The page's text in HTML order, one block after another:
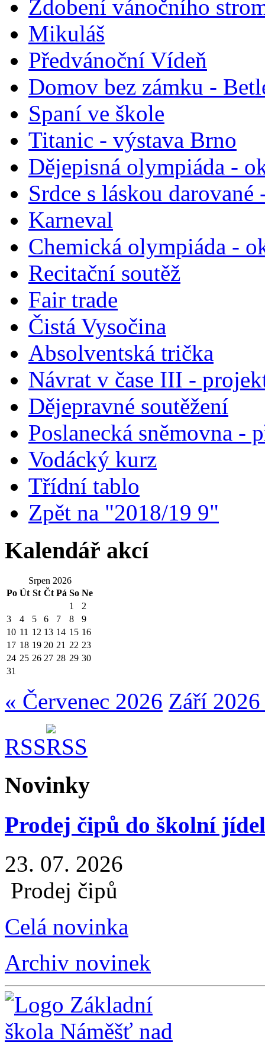
Zdobení vánočního
Mikuláš
Předvánoční Vídeň
Domov bez zámku -
Spaní ve škole
Titanic - výstava Brno
Dějepisná olympiáda -
Srdce s láskou darované
Karneval
Chemická olympiáda -
Recitační soutěž
Fair trade
Čistá Vysočina
Absolventská trička
Návrat v čase III -
Dějepravné soutěžení
Poslanecká sněmovna -
Vodácký kurz
Třídní tablo
Zpět na "2018/19 9"
Kalendář akcí
Srpen 2026
Po Út St Čt Pá So Ne
1
2
3
4 5 6 7 8
9
10 11 12 13 14 15 16
17 18 19 20 21 22 23
24 25 26 27 28 29 30
31
« Červenec 2026 Září
RSS
Novinky
Prodej čipů do školní
23. 07. 2026
Prodej čipů
Celá novinka
Archiv novinek